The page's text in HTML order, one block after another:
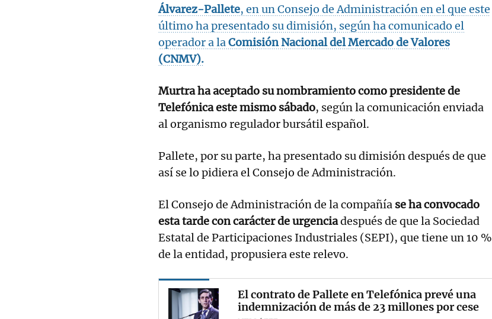
Álvarez-Pallete, en un Consejo de Administración en el que este
último ha presentado su dimisión, según ha comunicado el
operador a laComisión Nacional del Mercado de Valores
(CNMV).
Murtra ha aceptado su nombramiento como presidente de
Telefónica este mismo sábado, según la comunicación enviada
al organismo regulador bursátil español.
Pallete, por su parte, ha presentado su dimisión después de que
así se lo pidiera el Consejo de Administración.
El Consejo de Administración de la compañía se ha convocado
esta tarde con carácter de urgenciadespués de que la Sociedad
Estatal de Participaciones Industriales (SEPI), que tiene un 10 %
de la entidad, propusiera este relevo.
El contrato de Pallete en Telefónica prevé una
indemnización de más de 23 millones por cese